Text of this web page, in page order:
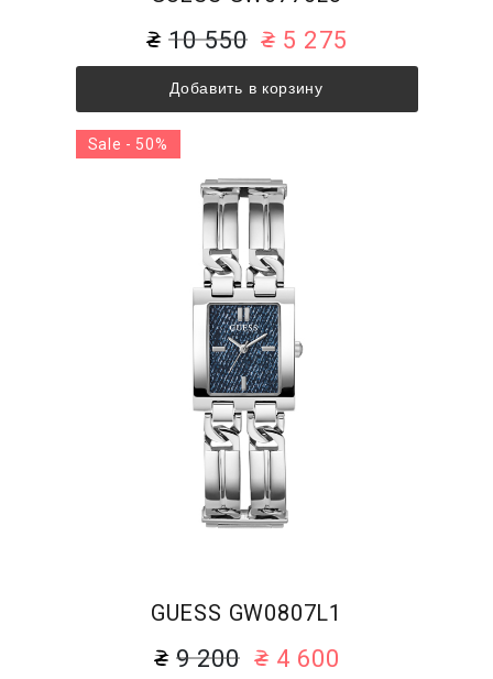
10 550 5 275
Добавить в корзину
GUESS GW0807L1
9 200 4 600
Sale - 50%